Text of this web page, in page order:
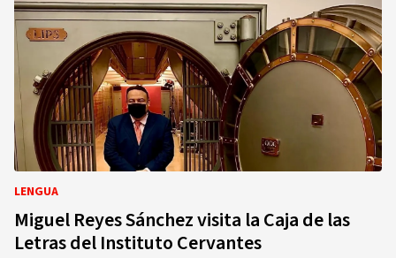
LENGUA
Miguel Reyes Sánchez visita la Caja de las
Letras del Instituto Cervantes